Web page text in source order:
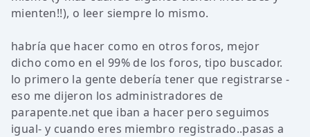
mienten!!), o leer siempre lo mismo.
habría que hacer como en otros foros, mejor
dicho como en el 99% de los foros, tipo buscador.
lo primero la gente debería tener que registrarse -
eso me dijeron los administradores de
parapente.net que iban a hacer pero seguimos
igual- y cuando eres miembro registrado..pasas a